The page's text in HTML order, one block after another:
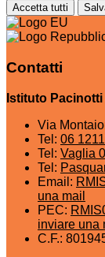
Accetta tutti
Contatti
Istituto
Via
Tel: 06
Tel: Vaglia
Tel:
Email:
una mail
PEC:
inviare una
C.F.: